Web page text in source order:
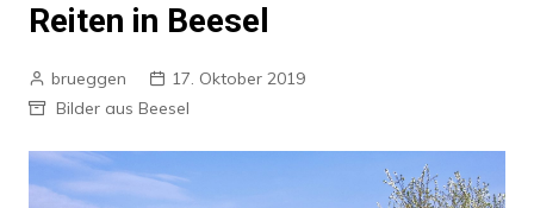
Reiten in Beesel
brueggen
17. Oktober 2019
Bilder aus Beesel